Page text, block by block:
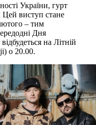
України, гурт
Цей виступ стане
– тим
Дня
на Літній
о 20.00.